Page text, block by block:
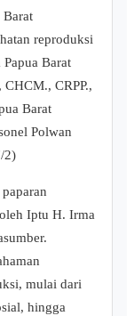
Barat
reproduksi
Barat
CRPP.,
Barat
Polwan
2)
Iptu H. Irma
mulai dari
hingga